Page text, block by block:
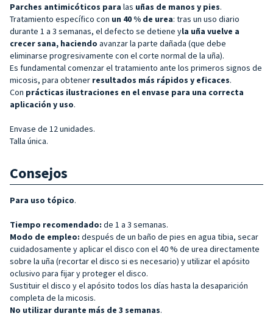
Parches antimicóticos para las uñas de manos y pies.
Tratamiento específico con un 40 % de urea: tras un uso diario
durante 1 a 3 semanas, el defecto se detiene yla uña vuelve a
crecer sana, haciendo avanzar la parte dañada (que debe
eliminarse progresivamente con el corte normal de la uña).
Es fundamental comenzar el tratamiento ante los primeros signos de
micosis, para obtener resultados más rápidos y eficaces.
Con prácticas ilustraciones en el envase para una correcta
aplicación y uso.
Envase de 12 unidades.
Talla única.
Consejos
Para uso tópico.
Tiempo recomendado: de 1 a 3 semanas.
Modo de empleo: después de un baño de pies en agua tibia, secar
cuidadosamente y aplicar el disco con el 40 % de urea directamente
sobre la uña (recortar el disco si es necesario) y utilizar el apósito
oclusivo para fijar y proteger el disco.
Sustituir el disco y el apósito todos los días hasta la desaparición
completa de la micosis.
No utilizar durante más de 3 semanas.